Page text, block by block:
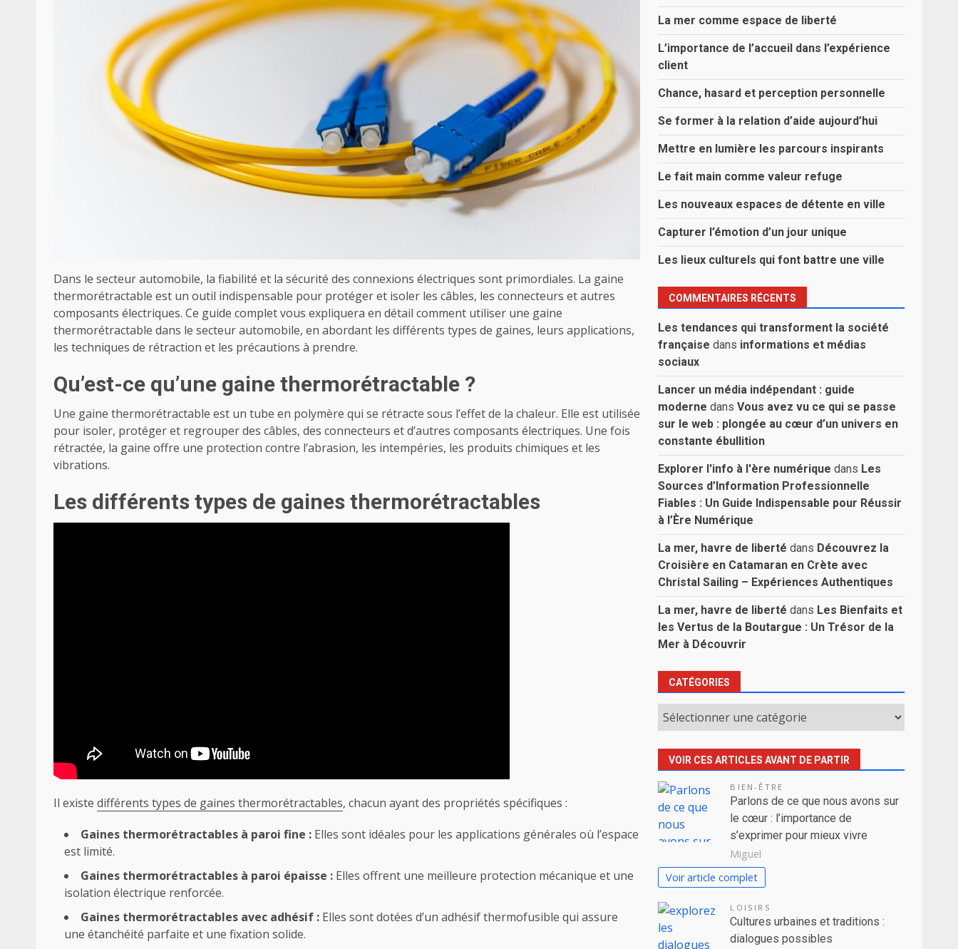
Dans le secteur automobile, la fiabilité et la sécurité des connexions électriques sont primordiales. La gaine
thermorétractable est un outil indispensable pour protéger et isoler les câbles, les connecteurs et autres
composants électriques. Ce guide complet vous expliquera en détail comment utiliser une gaine
thermorétractable dans le secteur automobile, en abordant les différents types de gaines, leurs applications,
les techniques de rétraction et les précautions à prendre.
Qu’est-ce qu’une gaine thermorétractable ?
Une gaine thermorétractable est un tube en polymère qui se rétracte sous l’effet de la chaleur. Elle est utilisée
pour isoler, protéger et regrouper des câbles, des connecteurs et d’autres composants électriques. Une fois
rétractée, la gaine offre une protection contre l’abrasion, les intempéries, les produits chimiques et les
vibrations.
Les différents types de gaines thermorétractables
Il existe différents types de gaines thermorétractables, chacun ayant des propriétés spécifiques :
Gaines thermorétractables à paroi fine : Elles sont idéales pour les applications générales où l’espace
est limité.
Gaines thermorétractables à paroi épaisse : Elles offrent une meilleure protection mécanique et une
isolation électrique renforcée.
Gaines thermorétractables avec adhésif : Elles sont dotées d’un adhésif thermofusible qui assure
une étanchéité parfaite et une fixation solide.
La mer comme espace de liberté
L’importance de l’accueil dans l’expérience
client
Chance, hasard et perception personnelle
Se former à la relation d’aide aujourd’hui
Mettre en lumière les parcours inspirants
Le fait main comme valeur refuge
Les nouveaux espaces de détente en ville
Capturer l’émotion d’un jour unique
Les lieux culturels qui font battre une ville
COMMENTAIRES RÉCENTS
Les tendances qui transforment la société
française dans informations et médias
sociaux
Lancer un média indépendant : guide
moderne dansVous avez vu ce qui se passe
sur le web : plongée au cœur d’un univers en
constante ébullition
Explorer l'info à l'ère numérique dans Les
Sources d’Information Professionnelle
Fiables : Un Guide Indispensable pour Réussir
à l’Ère Numérique
La mer, havre de liberté dans Découvrez la
Croisière en Catamaran en Crète avec
Christal Sailing – Expériences Authentiques
La mer, havre de liberté dans Les Bienfaits et
les Vertus de la Boutargue : Un Trésor de la
Mer à Découvrir
CATÉGORIES
Catégories
VOIR CES ARTICLES AVANT DE PARTIR
BIEN-ÊTRE
Parlons de ce que nous avons sur
le cœur : l’importance de
s’exprimer pour mieux vivre
Miguel
Voir article complet
LOISIRS
Cultures urbaines et traditions :
dialogues possibles